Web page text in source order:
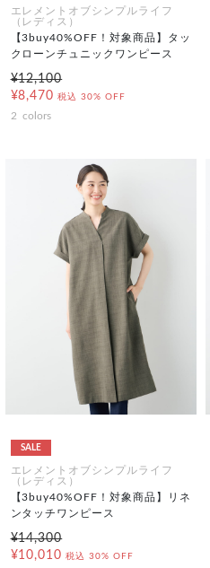
エレメントオブシンプルライフ
（レディス）
【3buy40%OFF！対象商品】タッ
クローンチュニックワンピース
¥12,100
¥8,470 税込 30% OFF
2 colors
SALE
エレメントオブシンプルライフ
（レディス）
【3buy40%OFF！対象商品】リネ
ンタッチワンピース
¥14,300
¥10,010 税込 30% OFF